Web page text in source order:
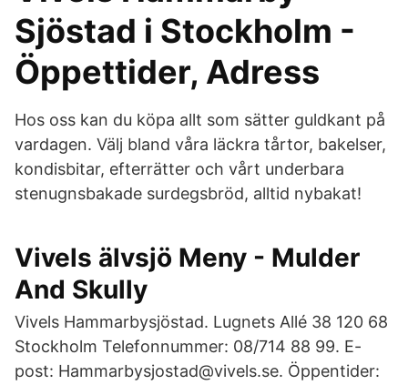
Sjöstad i Stockholm -
Öppettider, Adress
Hos oss kan du köpa allt som sätter guldkant på
vardagen. Välj bland våra läckra tårtor, bakelser,
kondisbitar, efterrätter och vårt underbara
stenugnsbakade surdegsbröd, alltid nybakat!
Vivels älvsjö Meny - Mulder
And Skully
Vivels Hammarbysjöstad. Lugnets Allé 38 120 68
Stockholm Telefonnummer: 08/714 88 99. E-
post: Hammarbysjostad@vivels.se. Öppentider: